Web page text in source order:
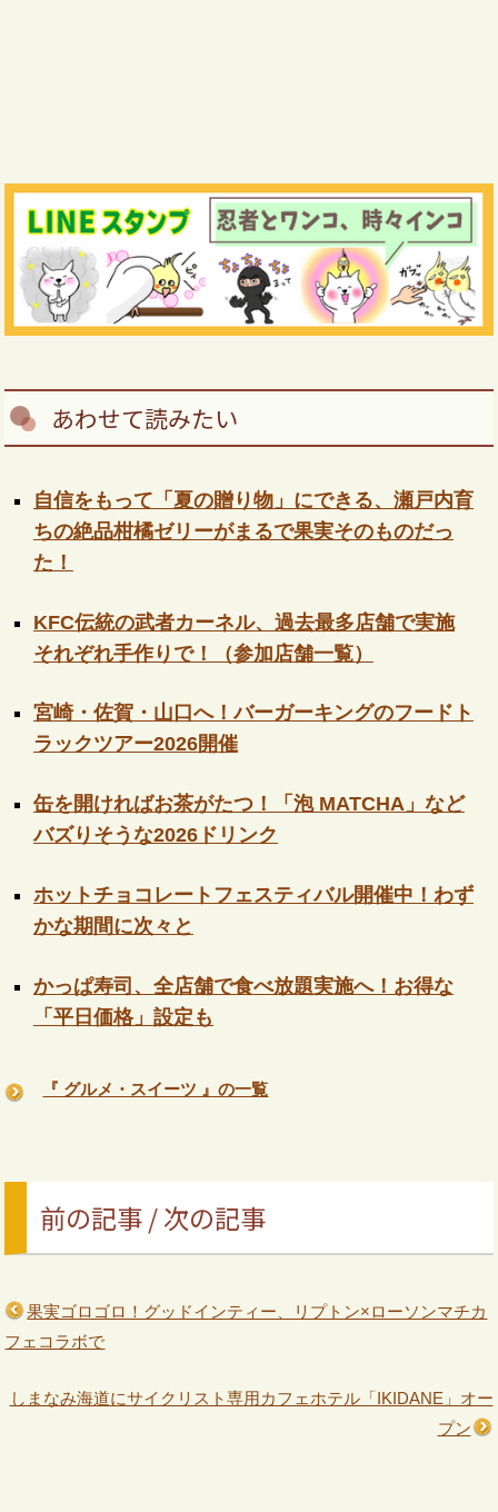
あわせて読みたい
自信をもって「夏の贈り物」にできる、瀬戸内育
ちの絶品柑橘ゼリーがまるで果実そのものだっ
た！
KFC伝統の武者カーネル、過去最多店舗で実施
それぞれ手作りで！（参加店舗一覧）
宮崎・佐賀・山口へ！バーガーキングのフードト
ラックツアー2026開催
缶を開ければお茶がたつ！「泡 MATCHA」など
バズりそうな2026ドリンク
ホットチョコレートフェスティバル開催中！わず
かな期間に次々と
かっぱ寿司、全店舗で食べ放題実施へ！お得な
「平日価格」設定も
『 グルメ・スイーツ 』の一覧
前の記事 / 次の記事
果実ゴロゴロ！グッドインティー、リプトン×ローソンマチカ
フェコラボで
しまなみ海道にサイクリスト専用カフェホテル「IKIDANE」オー
プン